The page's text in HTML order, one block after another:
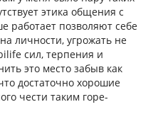
этика общения с
работает позволяют себе
личности, угрожать не
сил, терпения и
это место забыв как
достаточно хорошие
чести таким горе-